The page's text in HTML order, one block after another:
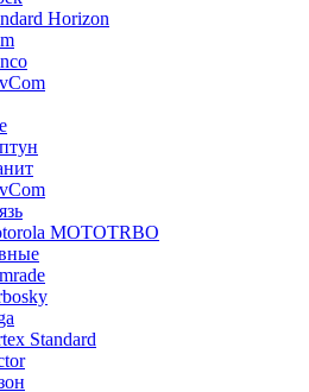
Horizon
MOTOTRBO
Standard